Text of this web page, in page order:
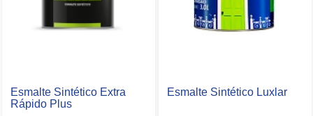
Esmalte Sintético Extra
Rápido Plus
Esmalte Sintético Luxlar